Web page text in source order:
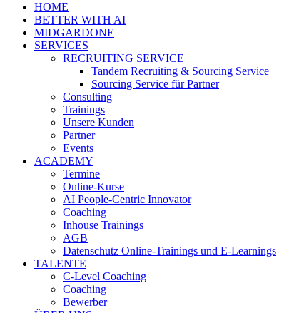
HOME
BETTER WITH AI
MIDGARDONE
SERVICES
RECRUITING SERVICE
Tandem Recruiting & Sourcing Service
Sourcing Service für Partner
Consulting
Trainings
Unsere Kunden
Partner
Events
ACADEMY
Termine
Online-Kurse
AI People-Centric Innovator
Coaching
Inhouse Trainings
AGB
Datenschutz Online-Trainings und E-Learnings
TALENTE
C-Level Coaching
Coaching
Bewerber